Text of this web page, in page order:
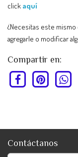
click aquí
¿Necesitas este
agregarle o modificar
Compartir en:
Contáctanos